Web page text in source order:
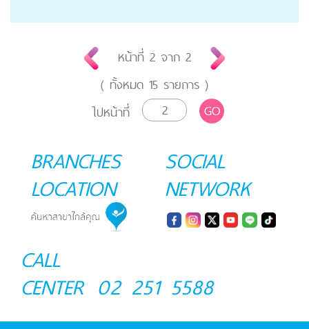
หน้าที่ 2 จาก 2
( ทั้งหมด 15 รายการ )
ไปหน้าที่
GO
BRANCHES
LOCATION
SOCIAL
NETWORK
CALL
CENTER 02 251 5588